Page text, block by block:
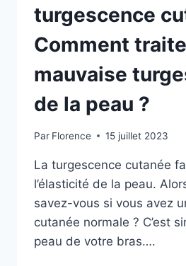
turgescence
Comment
mauvaise
de la peau ?
Par Florence 15 juillet 2023
La turgescence cutanée
l’élasticité de la peau.
savez-vous si vous avez
cutanée normale ? C’est
peau de votre bras….